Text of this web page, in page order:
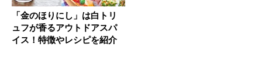
「金のほりにし」は白トリ
ュフが香るアウトドアスパ
イス！特徴やレシピを紹介